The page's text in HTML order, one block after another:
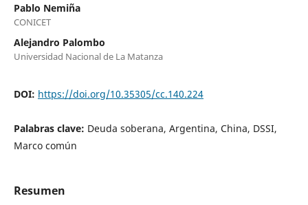
Pablo Nemiña
CONICET
Alejandro Palombo
Universidad Nacional de La Matanza
DOI: https://doi.org/10.35305/cc.140.224
Palabras clave: Deuda soberana, Argentina, China, DSSI,
Marco común
Resumen